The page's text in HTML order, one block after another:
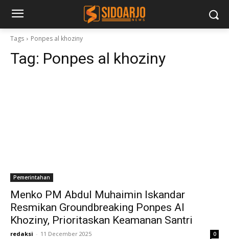
Tags Ponpes al khoziny
Tag: Ponpes al khoziny
Pemerintahan
Menko PM Abdul Muhaimin Iskandar
Resmikan Groundbreaking Ponpes Al
Khoziny, Prioritaskan Keamanan Santri
redaksi - 11 December 2025 0